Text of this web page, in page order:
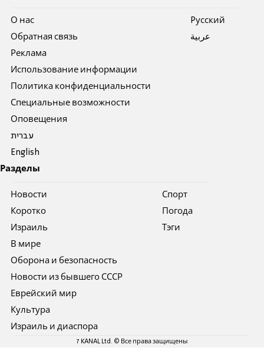
О нас
Обратная связь
Реклама
Использование информации
Политика конфиденциальности
Специальные возможности
Оповещения
עברית
English
Pусский
عربية
Разделы
Новости
Коротко
Израиль
В мире
Оборона и безопасность
Новости из бывшего СССР
Еврейский мир
Культура
Израиль и диаспора
Спорт
Погода
Тэги
7 KANAL Ltd. © Все права защищены